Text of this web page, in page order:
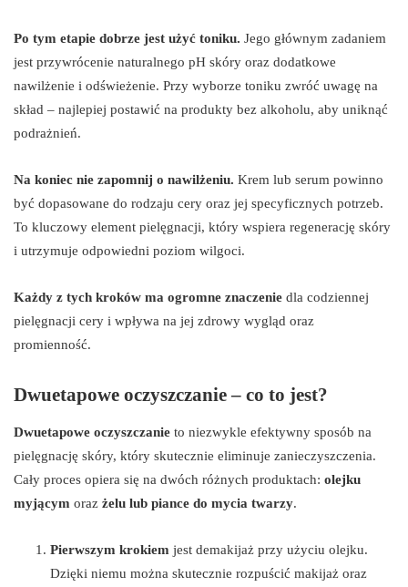
Po tym etapie dobrze jest użyć toniku. Jego głównym zadaniem
jest przywrócenie naturalnego pH skóry oraz dodatkowe
nawilżenie i odświeżenie. Przy wyborze toniku zwróć uwagę na
skład – najlepiej postawić na produkty bez alkoholu, aby uniknąć
podrażnień.
Na koniec nie zapomnij o nawilżeniu. Krem lub serum powinno
być dopasowane do rodzaju cery oraz jej specyficznych potrzeb.
To kluczowy element pielęgnacji, który wspiera regenerację skóry
i utrzymuje odpowiedni poziom wilgoci.
Każdy z tych kroków ma ogromne znaczenie dla codziennej
pielęgnacji cery i wpływa na jej zdrowy wygląd oraz
promienność.
Dwuetapowe oczyszczanie – co to jest?
Dwuetapowe oczyszczanie to niezwykle efektywny sposób na
pielęgnację skóry, który skutecznie eliminuje zanieczyszczenia.
Cały proces opiera się na dwóch różnych produktach: olejku
myjącym oraz żelu lub piance do mycia twarzy.
Pierwszym krokiem jest demakijaż przy użyciu olejku.
Dzięki niemu można skutecznie rozpuścić makijaż oraz